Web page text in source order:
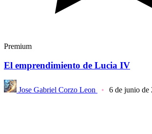
Premium
El emprendimiento de Lucia IV
Jose Gabriel Corzo Leon 6 de junio de